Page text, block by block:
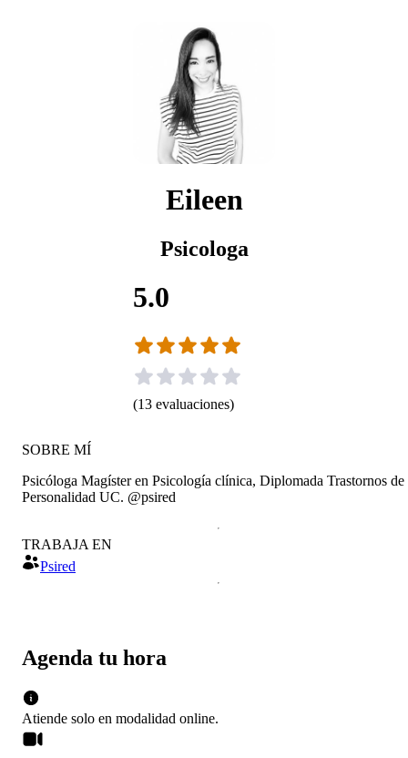
Eileen
Psicologa
5.0
(13 evaluaciones)
Agenda tu hora
Atiende solo en modalidad online.
SOBRE MÍ
Psicóloga Magíster en Psicología clínica, Diplomada Trastornos de
Personalidad UC. @psired
TRABAJA EN
Psired